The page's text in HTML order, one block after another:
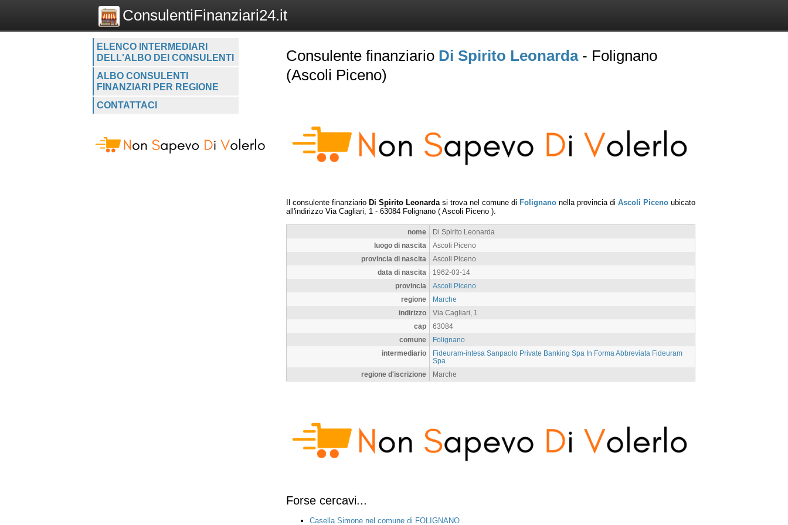
ConsulentiFinanziari24.it
ELENCO INTERMEDIARI
DELL'ALBO DEI CONSULENTI
ALBO CONSULENTI
FINANZIARI PER REGIONE
CONTATTACI
Consulente finanziario Di Spirito Leonarda- Folignano
(Ascoli Piceno)
Il consulente finanziario Di Spirito Leonarda si trova nel comune di Folignano nella provincia di Ascoli Piceno ubicato
all'indirizzo Via Cagliari, 1 - 63084 Folignano ( Ascoli Piceno ).
nome
Di Spirito Leonarda
luogo di nascita
Ascoli Piceno
provincia di nascita
Ascoli Piceno
data di nascita
1962-03-14
provincia
Ascoli Piceno
regione
Marche
indirizzo
Via Cagliari, 1
cap
63084
comune
Folignano
intermediario
Fideuram-intesa Sanpaolo Private Banking Spa In Forma Abbreviata Fideuram
Spa
regione d'iscrizione
Marche
Forse cercavi...
Casella Simone nel comune di FOLIGNANO